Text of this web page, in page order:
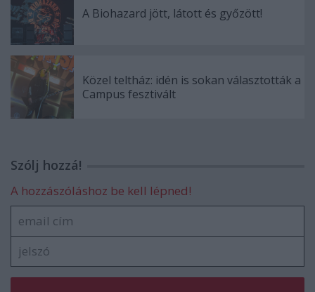
A Biohazard jött, látott és győzött!
Közel teltház: idén is sokan választották a
Campus fesztivált
Szólj hozzá!
A hozzászóláshoz be kell lépned!